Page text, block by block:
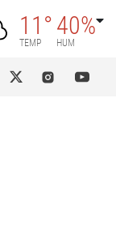
11°
TEMP
40%
HUM